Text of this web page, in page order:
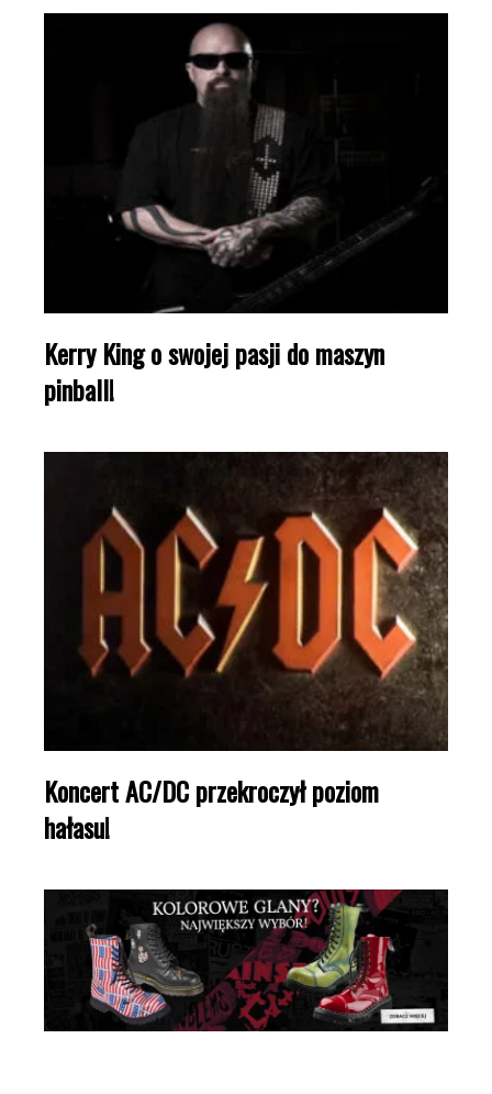
Kerry King o swojej pasji do maszyn
pinball!
Koncert AC/DC przekroczył poziom
hałasu!